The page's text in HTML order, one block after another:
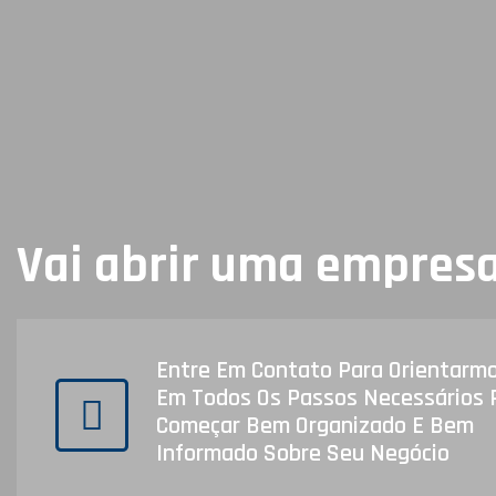
Vai abrir uma
Entre Em Contato Para
Em Todos Os Passos Necessários
Começar Bem Organizado E Bem
Informado Sobre Seu Negócio